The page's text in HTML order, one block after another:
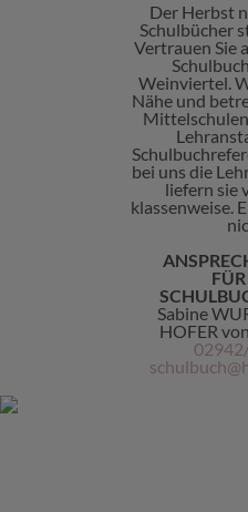
Der Herbst
Schulbücher
Vertrauen Sie
Weinviertel.
Nähe und
bei uns die
liefern sie
klassenweise.
Sabine
HOFER